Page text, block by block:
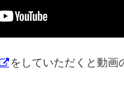
をしていただくと動画